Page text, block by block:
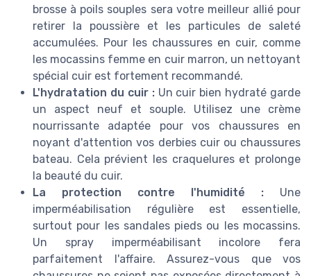
brosse à poils souples sera votre meilleur allié pour
retirer la poussière et les particules de saleté
accumulées. Pour les chaussures en cuir, comme
les mocassins femme en cuir marron, un nettoyant
spécial cuir est fortement recommandé.
L'hydratation du cuir :Un cuir bien hydraté garde
un aspect neuf et souple. Utilisez une crème
nourrissante adaptée pour vos chaussures en
noyant d'attention vos derbies cuir ou chaussures
bateau. Cela prévient les craquelures et prolonge
la beauté du cuir.
La protection contre l'humidité : Une
imperméabilisation régulière est essentielle,
surtout pour les sandales pieds ou les mocassins.
Un spray imperméabilisant incolore fera
parfaitement l'affaire. Assurez-vous que vos